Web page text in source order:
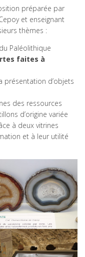
préparée par
et enseignant
thèmes :
Paléolithique
faites à
présentation d’objets
des ressources
d’origine variée
à deux vitrines
et à leur utilité